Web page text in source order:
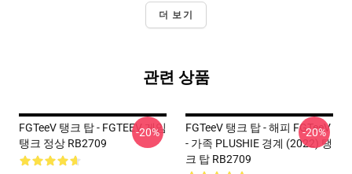
더 보기
관련 상품
FGTeeV 탱크 탑 - FGTEEV 게임
탱크 정상 RB2709
-20%
FGTeeV 탱크 탑 - 해피 FGTeeV
- 가족 PLUSHIE 경계 (2022) 탱
크 탑 RB2709
-20%